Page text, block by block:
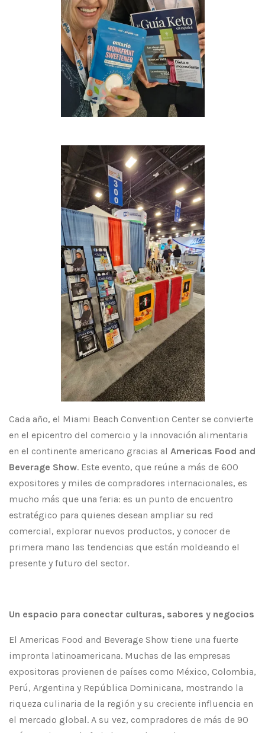
Cada año, el Miami Beach Convention Center se convierte
en el epicentro del comercio y la innovación alimentaria
en el continente americano gracias al Americas Food and
Beverage Show. Este evento, que reúne a más de 600
expositores y miles de compradores internacionales, es
mucho más que una feria: es un punto de encuentro
estratégico para quienes desean ampliar su red
comercial, explorar nuevos productos, y conocer de
primera mano las tendencias que están moldeando el
presente y futuro del sector.
Un espacio para conectar culturas, sabores y negocios
El Americas Food and Beverage Show tiene una fuerte
impronta latinoamericana. Muchas de las empresas
expositoras provienen de países como México, Colombia,
Perú, Argentina y República Dominicana, mostrando la
riqueza culinaria de la región y su creciente influencia en
el mercado global. A su vez, compradores de más de 90